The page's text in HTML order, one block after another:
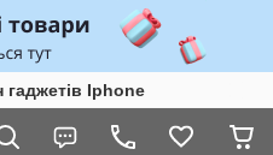
гаджетів Iphone